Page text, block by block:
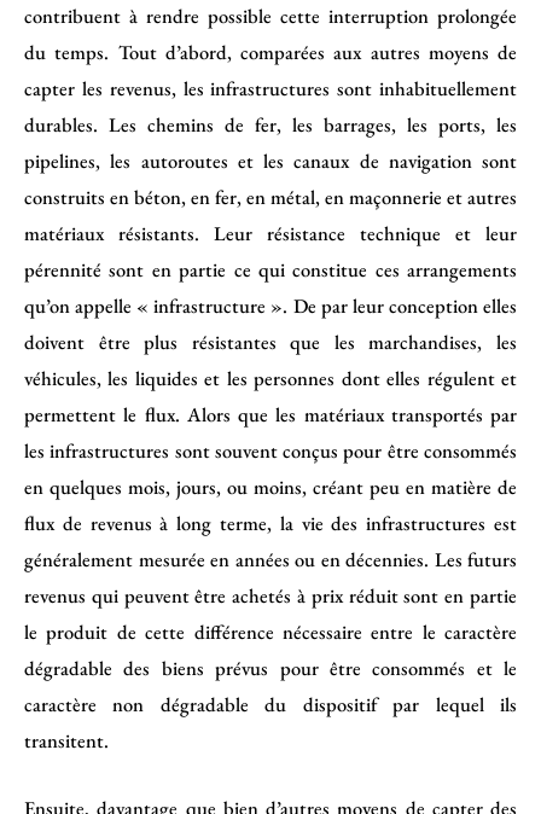
contribuent à rendre possible cette interruption prolongée
du temps. Tout d’abord, comparées aux autres moyens de
capter les revenus, les infrastructures sont inhabituellement
durables. Les chemins de fer, les barrages, les ports, les
pipelines, les autoroutes et les canaux de navigation sont
construits en béton, en fer, en métal, en maçonnerie et autres
matériaux résistants. Leur résistance technique et leur
pérennité sont en partie ce qui constitue ces arrangements
qu’on appelle « infrastructure ». De par leur conception elles
doivent être plus résistantes que les marchandises, les
véhicules, les liquides et les personnes dont elles régulent et
permettent le flux. Alors que les matériaux transportés par
les infrastructures sont souvent conçus pour être consommés
en quelques mois, jours, ou moins, créant peu en matière de
flux de revenus à long terme, la vie des infrastructures est
généralement mesurée en années ou en décennies. Les futurs
revenus qui peuvent être achetés à prix réduit sont en partie
le produit de cette différence nécessaire entre le caractère
dégradable des biens prévus pour être consommés et le
caractère non dégradable du dispositif par lequel ils
transitent.
Ensuite, davantage que bien d’autres moyens de capter des